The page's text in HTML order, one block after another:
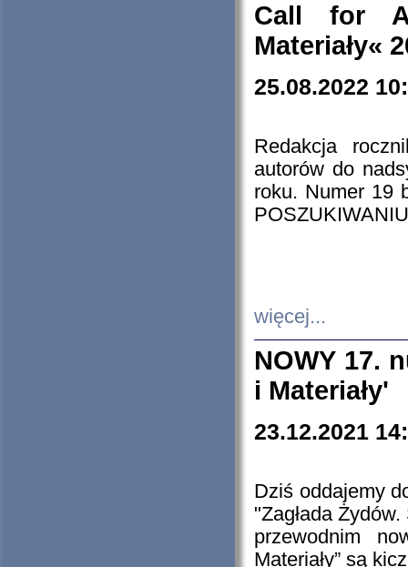
Call for
Materiały«
25.08.2022
Redakcja
autorów do
roku. Numer 19
więcej...
NOWY 17.
i Materiały'
23.12.2021
Dziś oddajemy
"Zagłada
przewodnim
Materiały” są